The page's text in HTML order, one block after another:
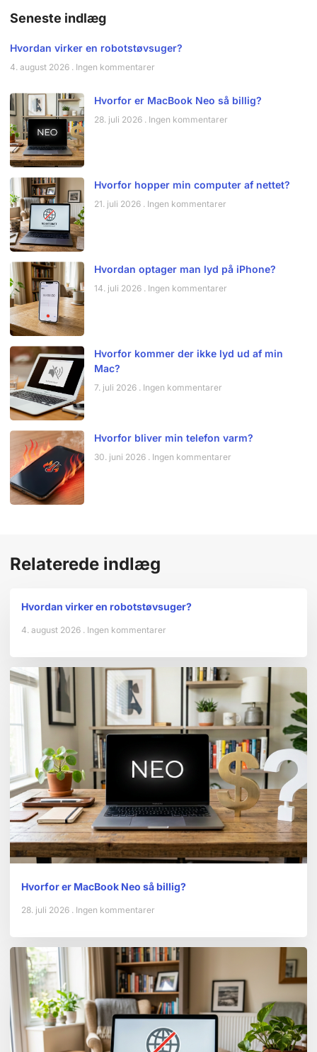
Seneste indlæg
Hvordan virker en robotstøvsuger?
4. august 2026 Ingen kommentarer
Hvorfor er MacBook Neo så billig?
28. juli 2026 Ingen kommentarer
Hvorfor hopper min computer af nettet?
21. juli 2026 Ingen kommentarer
Hvordan optager man lyd på iPhone?
14. juli 2026 Ingen kommentarer
Hvorfor kommer der ikke lyd ud af min
Mac?
7. juli 2026 Ingen kommentarer
Hvorfor bliver min telefon varm?
30. juni 2026 Ingen kommentarer
Relaterede indlæg
Hvordan virker en robotstøvsuger?
4. august 2026 Ingen kommentarer
Hvorfor er MacBook Neo så billig?
28. juli 2026 Ingen kommentarer